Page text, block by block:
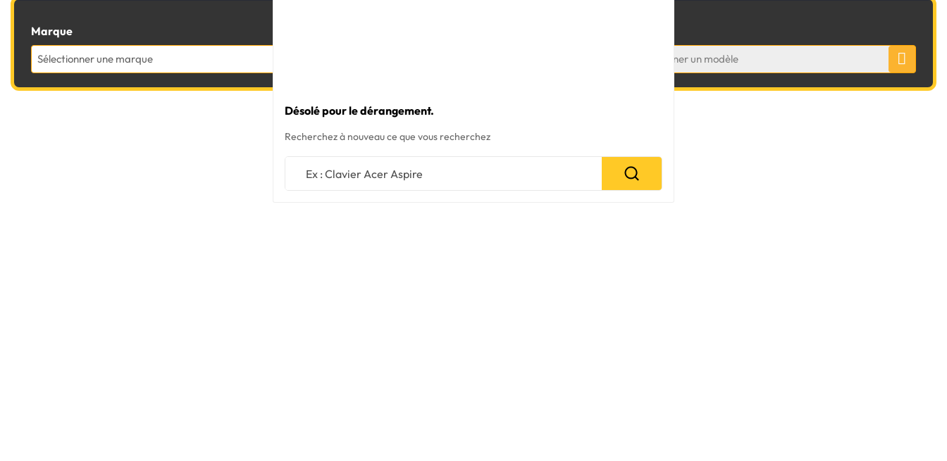
Marque
Sélectionner une marque Sélectionner un modèle
Désolé pour le dérangement.
Recherchez à nouveau ce que vous recherchez